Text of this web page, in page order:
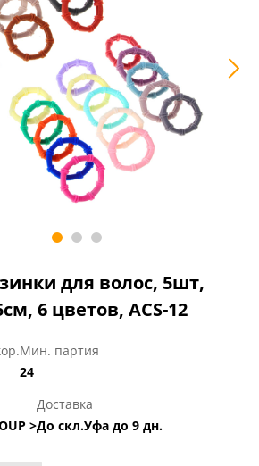
для волос, 5шт,
6 цветов, ACS-12
Мин. партия
24
>
Доставка
До скл.Уфа до 9 дн.